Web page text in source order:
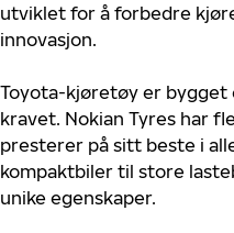
utviklet for å forbedre
innovasjon.
Toyota-kjøretøy er
kravet. Nokian Tyres har
presterer på sitt beste i
kompaktbiler til store
unike egenskaper.